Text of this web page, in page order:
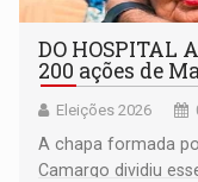
DO HOSPITAL
200 ações de
Eleições 2026
A chapa formada
Camargo dividiu